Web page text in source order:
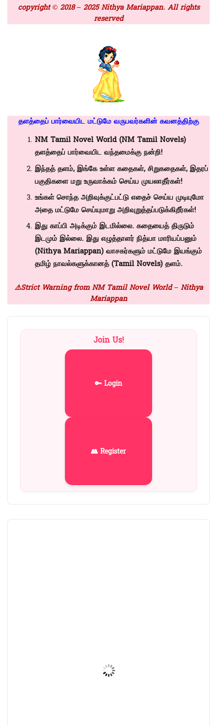
copyright © 2018 – 2025 Nithya Mariappan. All rights
reserved
தளத்தைப் பார்வையிட மட்டுமே வருபவர்களின் கவனத்திற்கு
NM Tamil Novel World (NM Tamil Novels)
தளத்தைப் பார்வையிட வந்தமைக்கு நன்றி!
இந்தத் தளம், இங்கே உள்ள கதைகள், சிறுகதைகள், இதரப்
பகுதிகளை மறு உருவாக்கம் செய்ய முயலாதீர்கள்!
உங்கள் சொந்த அறிவுக்குட்பட்டு எதைச் செய்ய முடியுமோ
அதை மட்டுமே செய்யுமாறு அறிவுறுத்தப்படுக்கிறீர்கள்!
இது காப்பி அடிக்கும் இடமில்லை. கதையைத் திருடும்
இடமும் இல்லை. இது எழுத்தாளர் நித்யா மாரியப்பனும்
(Nithya Mariappan)வாசகர்களும் மட்டுமே இயங்கும்
தமிழ் நாவல்களுக்கானத் (Tamil Novels)தளம்.
⚠️Strict Warning from NM Tamil Novel World – Nithya
Mariappan
Join Us!
🔑 Login
👥 Register